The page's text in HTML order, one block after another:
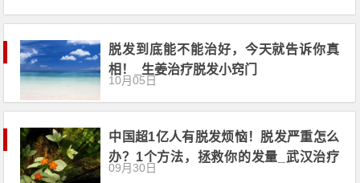
脱发到底能不能治好，今天就告诉你真
相！_生姜治疗脱发小窍门
10月05日
中国超1亿人有脱发烦恼！脱发严重怎么
办？1个方法，拯救你的发量_武汉治疗
脱发的医院
09月30日